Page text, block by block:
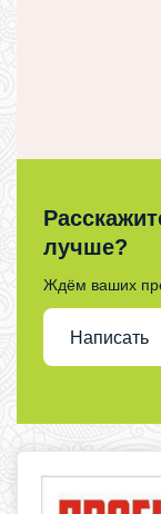
лучше?
Ждём ваших
Написать